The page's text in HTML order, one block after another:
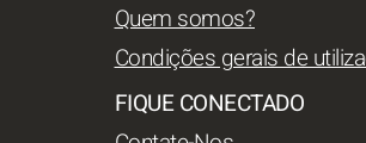
Quem somos?
Condições gerais de
FIQUE CONECTADO